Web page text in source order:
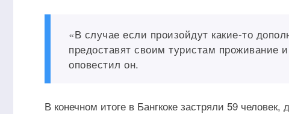
«В случае если произойдут какие-то
предоставят своим туристам
оповестил он.
В конечном итоге в Бангкоке застряли 59 человек,